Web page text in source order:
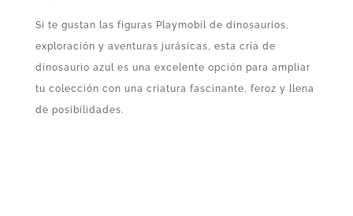
Si te gustan las figuras Playmobil de dinosaurios,
exploración y aventuras jurásicas, esta cría de
dinosaurio azul es una excelente opción para ampliar
tu colección con una criatura fascinante, feroz y llena
de posibilidades.